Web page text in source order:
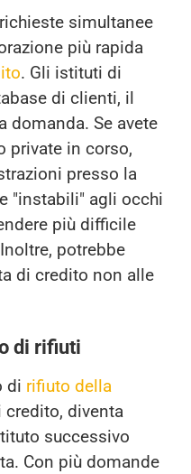
simultanee
più rapida
. Gli istituti di
di clienti, il
domanda. Se avete
private in corso,
presso la
"instabili" agli occhi
più difficile
potrebbe
di credito non alle
di rifiuti
di rifiuto della
diventa
successivo
Con più domande